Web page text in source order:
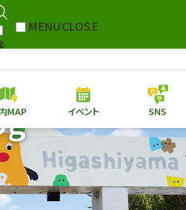
MENUCLOSE
本日の開園情報 チケ
園内MAP イベント
総合案内
MAP イベント SNS